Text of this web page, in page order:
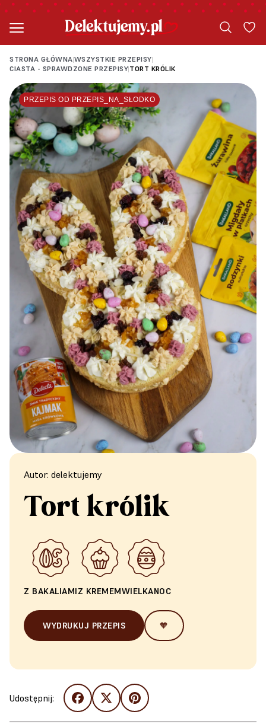
STRONA GŁÓWNA|WSZYSTKIE PRZEPISY|
CIASTA - SPRAWDZONE PRZEPISY|TORT KRÓLIK
PRZEPIS OD PRZEPIS_NA_SŁODKO
Autor: delektujemy
Tort królik
Z BAKALIAMIZ KREMEMWIELKANOC
WYDRUKUJ PRZEPIS 🧡
Udostępnij: